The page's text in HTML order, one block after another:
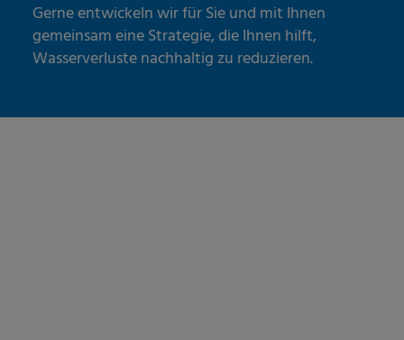
Gerne entwickeln wir für Sie und mit Ihnen
gemeinsam eine Strategie, die Ihnen hilft,
Wasserverluste nachhaltig zu reduzieren.